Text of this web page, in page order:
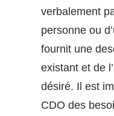
verbalement
personne ou
fournit une
existant et de
désiré. Il est
CDO des